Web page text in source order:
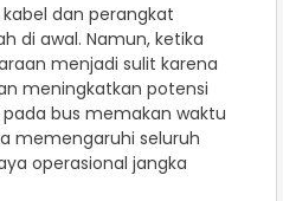
dan perangkat
di awal. Namun, ketika
menjadi sulit karena
meningkatkan potensi
bus memakan waktu
memengaruhi seluruh
operasional jangka